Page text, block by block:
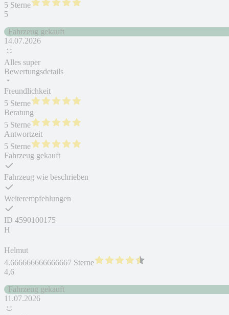
5 Sterne
5
Fahrzeug gekauft
14.07.2026
Alles super
Bewertungsdetails
Freundlichkeit
5 Sterne
Beratung
5 Sterne
Antwortzeit
5 Sterne
Fahrzeug gekauft
Fahrzeug wie beschrieben
Weiterempfehlungen
ID 4590100175
H
Helmut
4.666666666666667 Sterne
4,6
Fahrzeug gekauft
11.07.2026